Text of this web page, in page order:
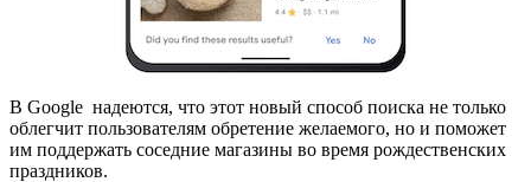
В Google надеются, что этот новый способ поиска не только
облегчит пользователям обретение желаемого, но и поможет
им поддержать соседние магазины во время рождественских
праздников.